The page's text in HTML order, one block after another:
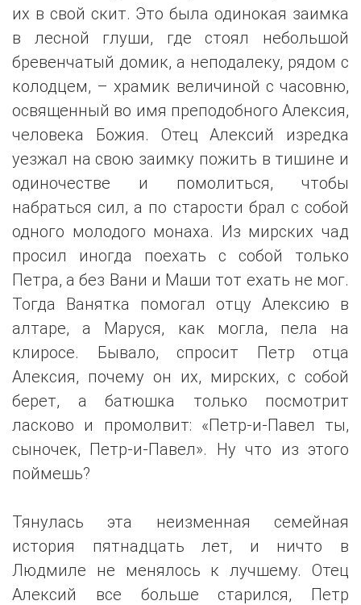
их в свой скит. Это была одинокая заимка
в лесной глуши, где стоял небольшой
бревенчатый домик, а неподалеку, рядом с
колодцем, – храмик величиной с часовню,
освященный во имя преподобного Алексия,
человека Божия. Отец Алексий изредка
уезжал на свою заимку пожить в тишине и
одиночестве и помолиться, чтобы
набраться сил, а по старости брал с собой
одного молодого монаха. Из мирских чад
просил иногда поехать с собой только
Петра, а без Вани и Маши тот ехать не мог.
Тогда Ванятка помогал отцу Алексию в
алтаре, а Маруся, как могла, пела на
клиросе. Бывало, спросит Петр отца
Алексия, почему он их, мирских, с собой
берет, а батюшка только посмотрит
ласково и промолвит: «Петр-и-Павел ты,
сыночек, Петр-и-Павел». Ну что из этого
поймешь?
Тянулась эта неизменная семейная
история пятнадцать лет, и ничто в
Людмиле не менялось к лучшему. Отец
Алексий все больше старился, Петр